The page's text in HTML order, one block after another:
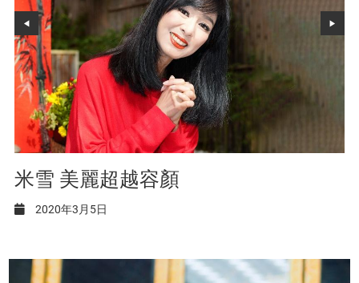
米雪 美麗超越容顏
2020年3月5日